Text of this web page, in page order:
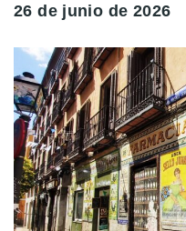
26 de junio de 2026